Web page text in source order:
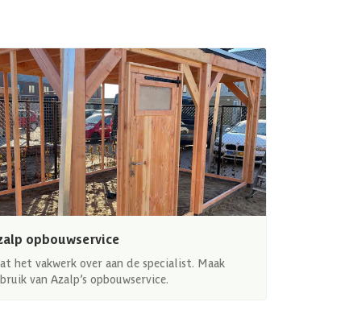
opbouwservice
het vakwerk over aan de specialist. Maak
van Azalp’s opbouwservice.